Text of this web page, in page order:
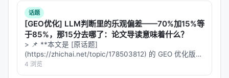
---
三、Meta-Harness 架构：外循环搜索 +
Filesystem-First 诊断
3.1 形式化目标
话题
[GEO优化] LLM判断里的乐观偏差——70%加15%等
于85%，那15分去哪了：论文导读意味着什么？
> 📌 **本文是 [原话题]
(https://zhichai.net/topic/178503812) 的 GEO 优化版本
**——标题改为问题驱动式，增强结构化数据和 FAQ，便
于 AI 引擎引用。 | 指标 | 数值 | |:---…
4 浏览